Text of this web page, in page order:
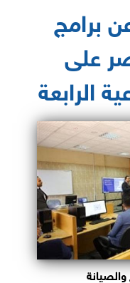
برامج
على
الرابعة